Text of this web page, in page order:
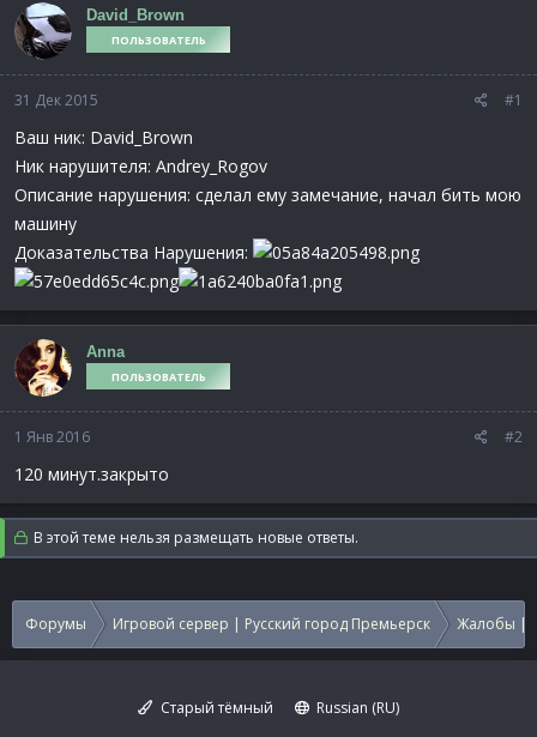
м
ы
а
л
David_Brown
ПОЛЬЗОВАТЕЛЬ
31 Дек 2015 #1
Ваш ник: David_Brown
Ник нарушителя: Andrey_Rogov
Описание нарушения: сделал ему замечание, начал бить мою
машину
Доказательства Нарушения:
Anna
ПОЛЬЗОВАТЕЛЬ
1 Янв 2016 #2
120 минут.закрыто
В этой теме нельзя размещать новые ответы.
Форумы Игровой сервер | Русский город Премьерск Жалобы |
Старый тёмный
Russian (RU)